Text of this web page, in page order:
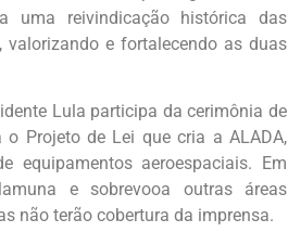
uma reivindicação histórica das
valorizando e fortalecendo as duas
Lula participa da cerimônia de
Projeto de Lei que cria a ALADA,
equipamentos aeroespaciais. Em
e sobrevooa outras áreas
não terão cobertura da imprensa.